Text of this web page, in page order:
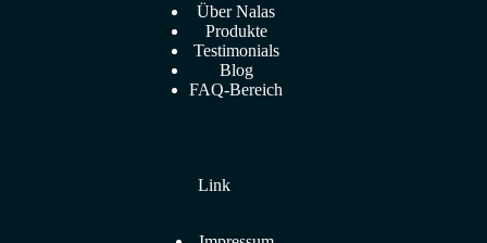
Über Nalas
Produkte
Testimonials
Blog
FAQ-Bereich
Link